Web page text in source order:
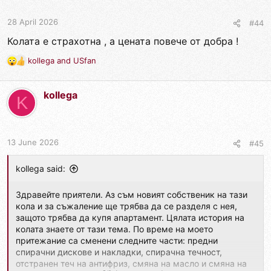
n
:
28 April 2026 #44
Колата е страхотна , а цената повече от добра !
R
c
t
n
kollega and USfan
K kollega
13 June 2026 #45
kollega said:
Здравейте приятели. Аз съм новият собственик на тази
кола и за съжаление ще трябва да се разделя с нея,
защото трябва да купя апартамент. Цялата история на
колата знаете от тази тема. По време на моето
притежание са сменени следните части: предни
спирачни дискове и накладки, спирачна течност,
отстранен теч на антифриз, смяна на масло и смяна на